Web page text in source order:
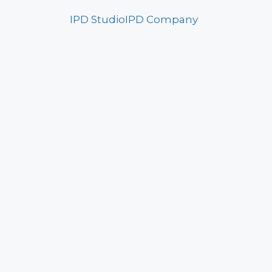
IPD StudioIPD Company